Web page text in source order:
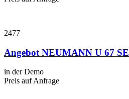
2477
Angebot NEUMANN U 67
in der Demo
Preis auf Anfrage